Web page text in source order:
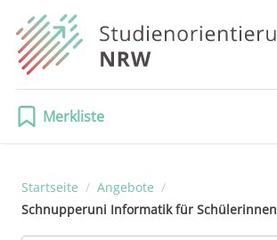
Merkliste
Startseite / Angebote /
Schnupperuni In­for­ma­tik für Schü­ler­in­nen